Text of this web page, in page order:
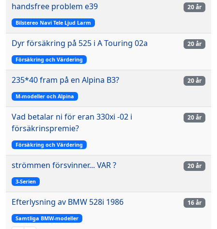
handsfree problem e39
Bilstereo Navi Tele Ljud Larm
20 år
Dyr försäkring på 525 i A Touring 02a
Försäkring och Värdering
20 år
235*40 fram på en Alpina B3?
M-modeller och Alpina
20 år
Vad betalar ni för eran 330xi -02 i
försäkrinspremie?
Försäkring och Värdering
20 år
strömmen försvinner... VAR ?
3-Serien
20 år
Efterlysning av BMW 528i 1986
Samtliga BMW-modeller
16 år